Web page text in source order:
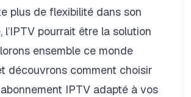
plus de flexibilité dans son
l’IPTV pourrait être la solution
ensemble ce monde
découvrons comment choisir
IPTV adapté à vos